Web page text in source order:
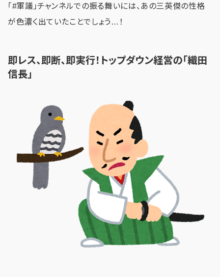
「#軍議」チャンネルでの振る舞いには、あの三英傑の性格
が色濃く出ていたことでしょう…！
即レス、即断、即実行！トップダウン経営の「織田
信長」